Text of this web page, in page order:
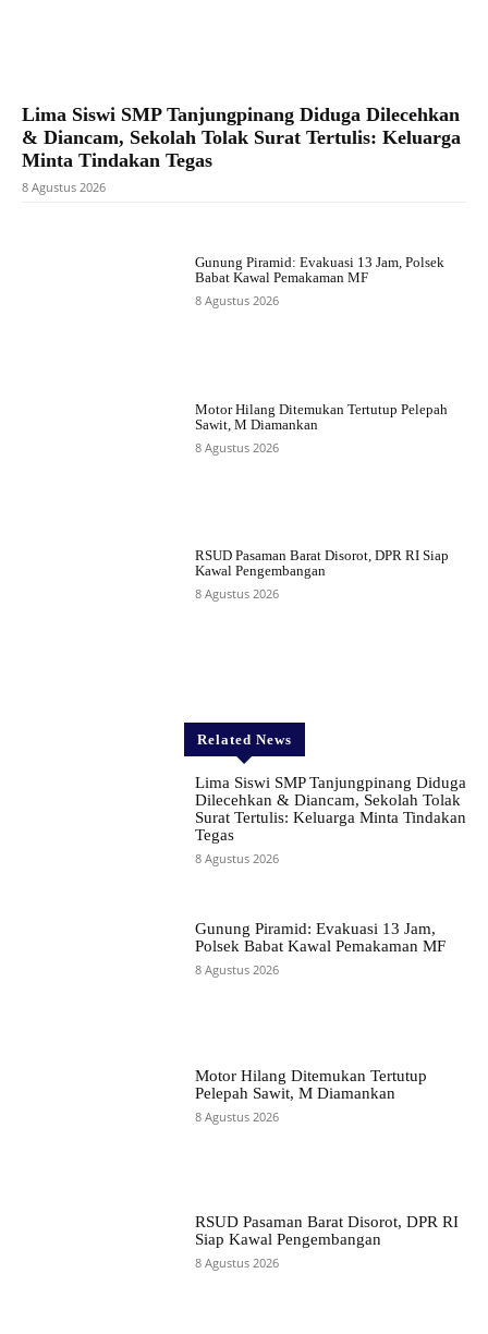
Lima Siswi SMP Tanjungpinang Diduga Dilecehkan
& Diancam, Sekolah Tolak Surat Tertulis: Keluarga
Minta Tindakan Tegas
8 Agustus 2026
Gunung Piramid: Evakuasi 13 Jam, Polsek
Babat Kawal Pemakaman MF
8 Agustus 2026
Motor Hilang Ditemukan Tertutup Pelepah
Sawit, M Diamankan
8 Agustus 2026
RSUD Pasaman Barat Disorot, DPR RI Siap
Kawal Pengembangan
8 Agustus 2026
Related News
Lima Siswi SMP Tanjungpinang Diduga
Dilecehkan & Diancam, Sekolah Tolak
Surat Tertulis: Keluarga Minta Tindakan
Tegas
8 Agustus 2026
Gunung Piramid: Evakuasi 13 Jam,
Polsek Babat Kawal Pemakaman MF
8 Agustus 2026
Motor Hilang Ditemukan Tertutup
Pelepah Sawit, M Diamankan
8 Agustus 2026
RSUD Pasaman Barat Disorot, DPR RI
Siap Kawal Pengembangan
8 Agustus 2026